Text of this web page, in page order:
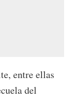
entre ellas
del